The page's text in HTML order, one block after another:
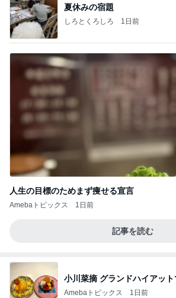
夏休みの宿題
しろとくろしろ 1日前
人生の目標のためまず痩せる宣言
Amebaトピックス 1日前
記事を読む
小川菜摘 グランドハイアッ
Amebaトピックス 1日前